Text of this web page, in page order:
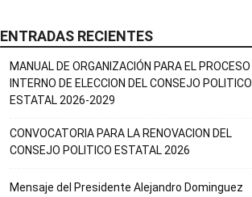
ENTRADAS RECIENTES
MANUAL DE ORGANIZACIÓN PARA EL PROCESO
INTERNO DE ELECCION DEL CONSEJO POLITICO
ESTATAL 2026-2029
CONVOCATORIA PARA LA RENOVACION DEL
CONSEJO POLITICO ESTATAL 2026
Mensaje del Presidente Alejandro Dominguez